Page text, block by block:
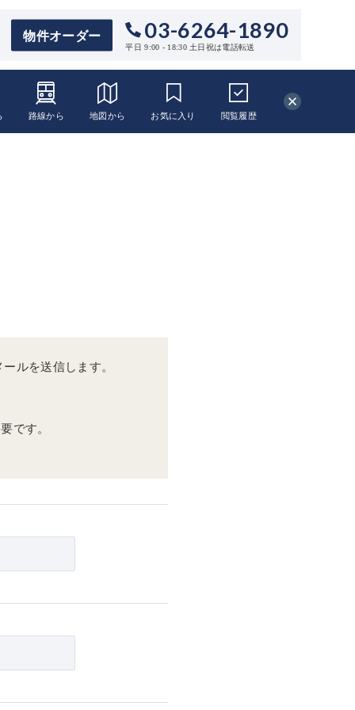
物件オーダー 03-6264-1890
平日 9:00 - 18:30 土日祝は電話転送
路線から 地図から お気に入り 閲覧履歴
ルを送信します。
です。